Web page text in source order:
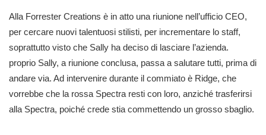
Alla Forrester Creations è in atto una riunione nell’ufficio CEO,
per cercare nuovi talentuosi stilisti, per incrementare lo staff,
soprattutto visto che Sally ha deciso di lasciare l’azienda.
proprio Sally, a riunione conclusa, passa a salutare tutti, prima di
andare via. Ad intervenire durante il commiato è Ridge, che
vorrebbe che la rossa Spectra resti con loro, anziché trasferirsi
alla Spectra, poiché crede stia commettendo un grosso sbaglio.